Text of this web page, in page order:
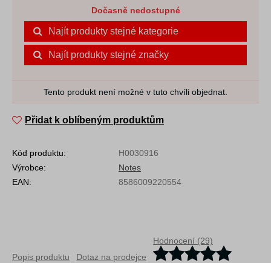
Dočasně nedostupné
Najít produkty stejné kategorie
Najít produkty stejné značky
Tento produkt není možné v tuto chvíli objednat.
Přidat k oblíbeným produktům
Kód produktu:
H0030916
Výrobce:
Notes
EAN:
8586009220554
Popis produktu Dotaz na prodejce
Hodnocení (29)